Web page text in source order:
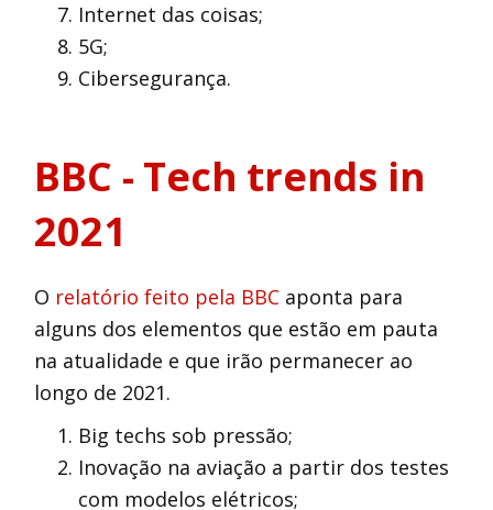
Internet das coisas;
5G;
Cibersegurança.
BBC - Tech trends in
2021
O relatório feito pela BBC aponta para
alguns dos elementos que estão em pauta
na atualidade e que irão permanecer ao
longo de 2021.
Big techs sob pressão;
Inovação na aviação a partir dos testes
com modelos elétricos;